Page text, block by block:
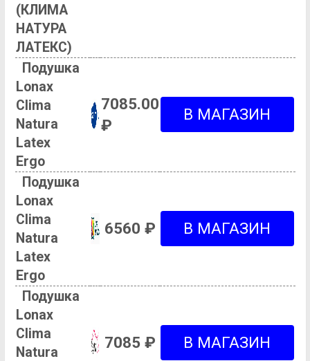
(КЛИМА
НАТУРА
ЛАТЕКС)
Подушка
Lonax
Clima
Natura
Latex
Ergo
7085.00
₽
Подушка
Lonax
Clima
Natura
Latex
Ergo
6560 ₽
Подушка
Lonax
Clima
Natura
7085 ₽